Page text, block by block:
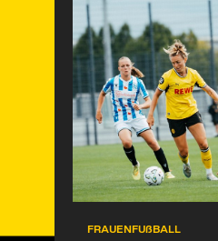
FRAUENFUßBALL